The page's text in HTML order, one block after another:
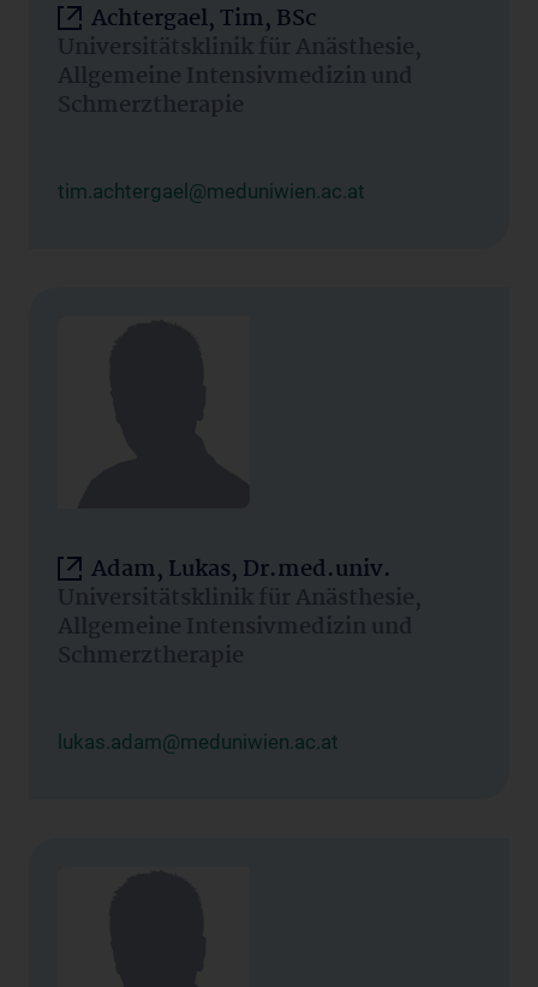
Achtergael, Tim, BSc
Universitätsklinik für Anästhesie,
Allgemeine Intensivmedizin und
Schmerztherapie
tim.achtergael@meduniwien.ac.at
Adam, Lukas, Dr.med.univ.
Universitätsklinik für Anästhesie,
Allgemeine Intensivmedizin und
Schmerztherapie
lukas.adam@meduniwien.ac.at